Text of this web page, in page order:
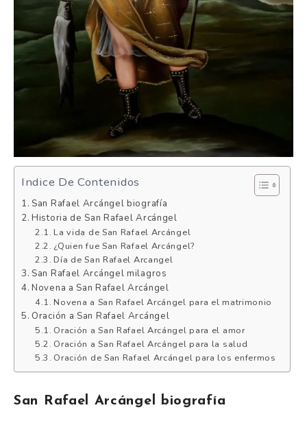
Indice De Contenidos
San Rafael Arcángel biografía
Historia de San Rafael Arcángel
La vida de San Rafael Arcángel
¿Quien fue San Rafael Arcángel?
Día de San Rafael Arcangel
San Rafael Arcángel milagros
Novena a San Rafael Arcángel
Novena a San Rafael Arcángel para el matrimonio
Oración a San Rafael Arcángel
Oración a San Rafael Arcángel para el amor
Oración a San Rafael Arcángel para la salud
Oración de San Rafael Arcángel para los enfermos
San Rafael Arcángel biografía